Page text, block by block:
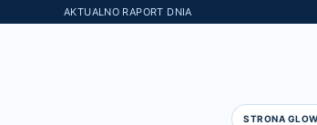
AKTUALNO RAPORT DNIA
STRONA